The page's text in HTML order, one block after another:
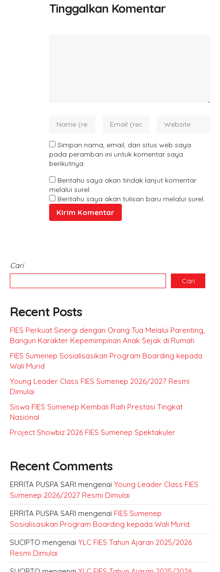
Tinggalkan Komentar
Simpan nama, email, dan situs web saya
pada peramban ini untuk komentar saya
berikutnya.
Beritahu saya akan tindak lanjut komentar
melalui surel.
Beritahu saya akan tulisan baru melalui surel.
Cari
Cari
Recent Posts
FIES Perkuat Sinergi dengan Orang Tua Melalui Parenting,
Bangun Karakter Kepemimpinan Anak Sejak di Rumah
FIES Sumenep Sosialisasikan Program Boarding kepada
Wali Murid
Young Leader Class FIES Sumenep 2026/2027 Resmi
Dimulai
Siswa FIES Sumenep Kembali Raih Prestasi Tingkat
Nasional
Project Showbiz 2026 FIES Sumenep Spektakuler
Recent Comments
ERRITA PUSPA SARI mengenai Young Leader Class FIES
Sumenep 2026/2027 Resmi Dimulai
ERRITA PUSPA SARI mengenai FIES Sumenep
Sosialisasikan Program Boarding kepada Wali Murid
SUCIPTO mengenai YLC FIES Tahun Ajaran 2025/2026
Resmi Dimulai